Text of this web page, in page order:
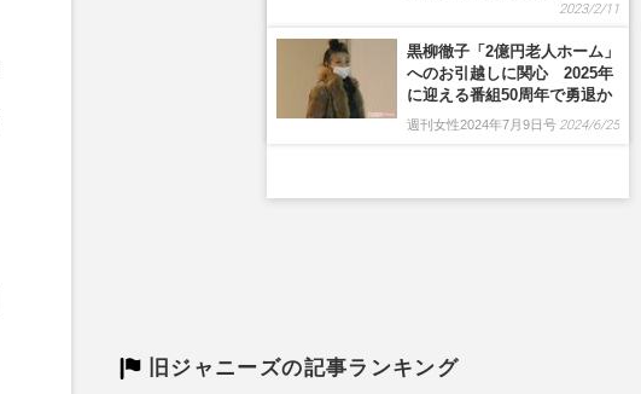
旧ジャニーズの記事ランキング
2023/2/11
黒柳徹子「2億円老人ホーム」
へのお引越しに関心 2025年
に迎える番組50周年で勇退か
週刊女性2024年7月9日号 2024/6/25